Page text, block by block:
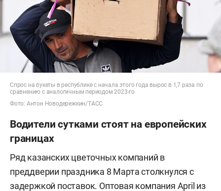
Спрос на букеты в республике с начала этого года вырос в 1,7 раза по
сравнению с аналогичным периодом 2023-го
Фото: Антон Новодережкин/ТАСС
Водители сутками стоят на европейских
границах
Ряд казанских цветочных компаний в
преддверии праздника 8 Марта столкнулся с
задержкой поставок. Оптовая компания April из